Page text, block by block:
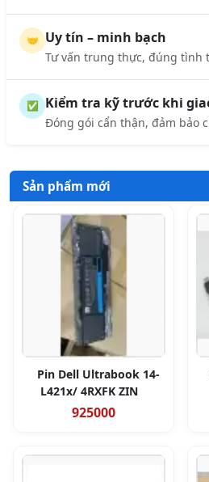
🤝 Uy tín – minh bạch
Tư vấn trung thực, đúng tình
✅ Kiểm tra kỹ trước khi
Đóng gói cẩn thận, đảm bảo
Sản phẩm mới
Pin Dell Ultrabook 14-
L421x/ 4RXFK ZIN
925000